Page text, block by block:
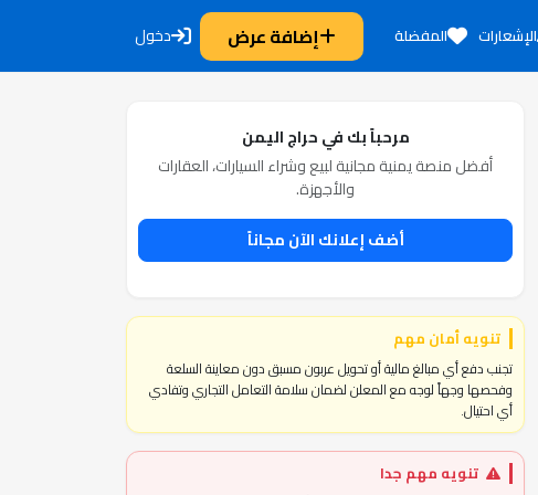
الإشعارات المفضلة إضافة عرض دخول
مرحباً بك في حراج اليمن
أفضل منصة يمنية مجانية لبيع وشراء السيارات، العقارات
والأجهزة.
أضف إعلانك الآن مجاناً
تنويه أمان مهم
تجنب دفع أي مبالغ مالية أو تحويل عربون مسبق دون معاينة السلعة
وفحصها وجهاً لوجه مع المعلن لضمان سلامة التعامل التجاري وتفادي
أي احتيال.
تنويه مهم جدا